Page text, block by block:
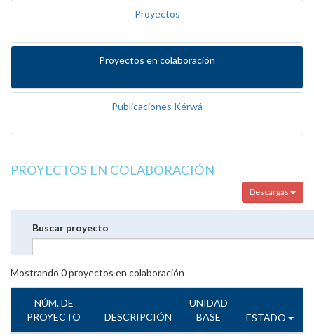
Proyectos
Proyectos en colaboración
Publicaciones Kérwá
PROYECTOS EN COLABORACIÓN
Descargas
Buscar proyecto
Mostrando 0proyectos en colaboración
NÚM. DE
PROYECTO
DESCRIPCIÓN
UNIDAD
BASE
ESTADO